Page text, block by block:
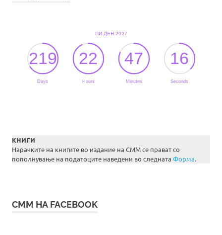
КНИГИ
Нарачките на книгите во издание на СММ се прават со
пополнување на податоците наведени во следната Форма.
СММ НА FACEBOOK